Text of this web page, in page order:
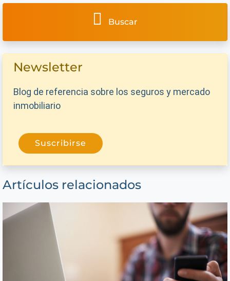
Buscar
Newsletter
Blog de referencia sobre los seguros y mercado
inmobiliario
Suscribirse
Artículos relacionados